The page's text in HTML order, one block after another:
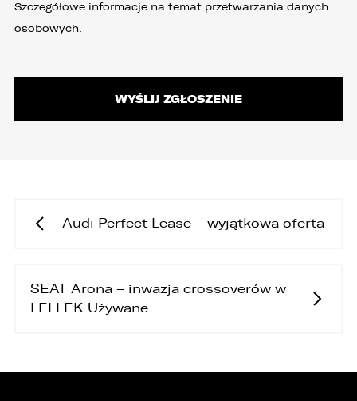
Szczegółowe informacje na temat przetwarzania danych
osobowych.
Audi Perfect Lease – wyjątkowa oferta
SEAT Arona – inwazja crossoverów w
LELLEK Używane